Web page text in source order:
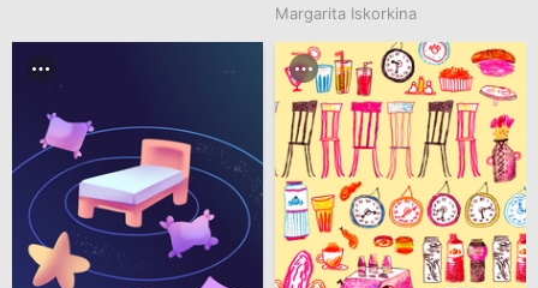
Margarita Iskorkina